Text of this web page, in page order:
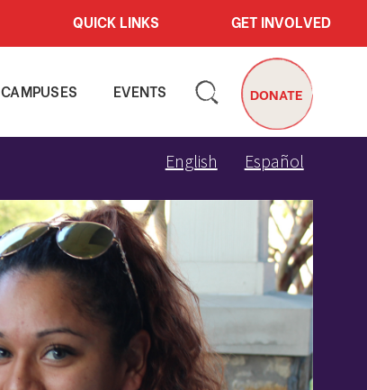
QUICK LINKS GET INVOLVED
CAMPUSES EVENTS DONATE
English Español